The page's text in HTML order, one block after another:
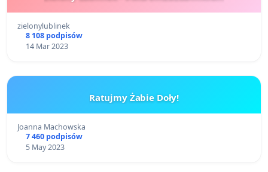
zielonylublinek
8 108 podpisów
14 Mar 2023
Ratujmy Żabie Doły!
Joanna Machowska
7 460 podpisów
5 May 2023